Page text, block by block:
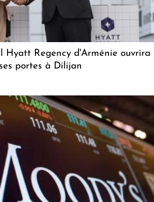
Hyatt Regency d'Arménie ouvrira
ses portes à Dilijan